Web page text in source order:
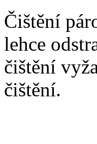
Čištění
lehce
čištění
čištění.